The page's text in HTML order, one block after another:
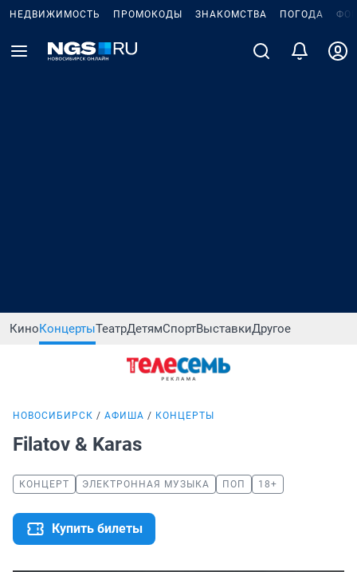
НЕДВИЖИМОСТЬ ПРОМОКОДЫ ЗНАКОМСТВА ПОГОДА
КиноКонцертыТеатрДетямСпортВыставкиДругое
НОВОСИБИРСК АФИША КОНЦЕРТЫ
Filatov & Karas
КОНЦЕРТ ЭЛЕКТРОННАЯ МУЗЫКА ПОП 18+
Купить билеты